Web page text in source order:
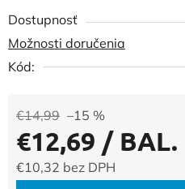
Dostupnosť
Možnosti doručenia
Kód:
€14,99 –15 %
€12,69 / BAL.
€10,32 bez DPH